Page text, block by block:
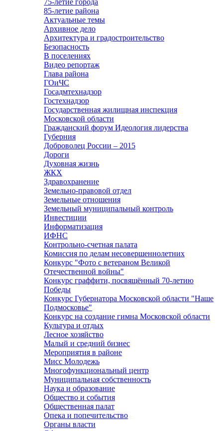
75-летие города
85-летие района
Актуальные темы
Архивное дело
Архитектура и градостроительство
Безопасность
В поселениях
Видео репортаж
Глава района
ГОиЧС
Госадмтехнадзор
Гостехнадзор
Государственная жилищная инспекция
Московской области
Гражданский форум Идеология лидерства
Губерния
Доброволец России – 2015
Дороги
Духовная жизнь
ЖКХ
Здравохранение
Земельно-правовой отдел
Земельные отношения
Земельный муниципальный контроль
Инвестиции
Информатизация
ИФНС
Контрольно-счетная палата
Комиссия по делам несовершеннолетних
Конкурс "Фото с ветераном Великой
Отечественной войны"
Конкурс граффити, посвящённый 70-летию
Победы
Конкурс Губернатора Московской области "Наше
Подмосковье"
Конкурс на создание гимна Московской области
Культура и отдых
Лесное хозяйство
Малый и средний бизнес
Мероприятия в районе
Мисс Молодежь
Многофункциональный центр
Муниципальная собственность
Наука и образование
Общество и события
Общественная палат
Опека и попечительство
Органы власти